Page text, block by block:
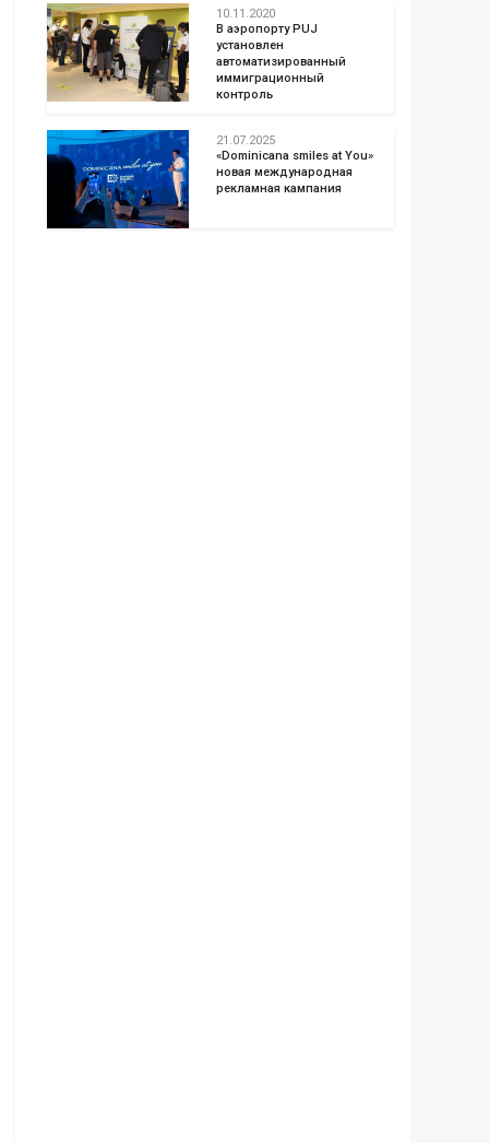
10.11.2020
В аэропорту PUJ
установлен
автоматизированный
иммиграционный
контроль
21.07.2025
«Dominicana smiles at You»
новая международная
рекламная кампания